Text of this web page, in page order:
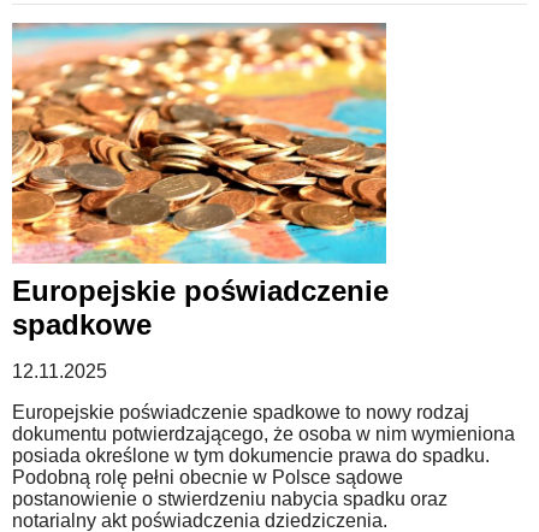
Europejskie poświadczenie
spadkowe
12.11.2025
Europejskie poświadczenie spadkowe to nowy rodzaj
dokumentu potwierdzającego, że osoba w nim wymieniona
posiada określone w tym dokumencie prawa do spadku.
Podobną rolę pełni obecnie w Polsce sądowe
postanowienie o stwierdzeniu nabycia spadku oraz
notarialny akt poświadczenia dziedziczenia.